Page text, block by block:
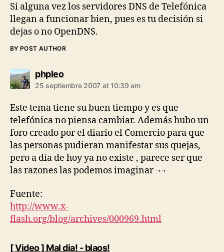
Si alguna vez los servidores DNS de Telefónica
llegan a funcionar bien, pues es tu decisión si
dejas o no OpenDNS.
BY POST AUTHOR
phpleosays:
25 septiembre 2007 at 10:39 am
Este tema tiene su buen tiempo y es que
telefónica no piensa cambiar. Además hubo un
foro creado por el diario el Comercio para que
las personas pudieran manifestar sus quejas,
pero a día de hoy ya no existe , parece ser que
las razones las podemos imaginar ¬¬
Fuente:
http://www.x-
flash.org/blog/archives/000969.html
[ Video ] Mal dia! - blaos!says: